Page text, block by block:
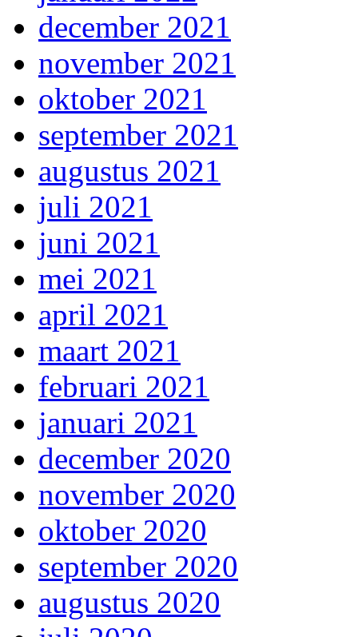
december 2021
november 2021
oktober 2021
september 2021
augustus 2021
juli 2021
juni 2021
mei 2021
april 2021
maart 2021
februari 2021
januari 2021
december 2020
november 2020
oktober 2020
september 2020
augustus 2020